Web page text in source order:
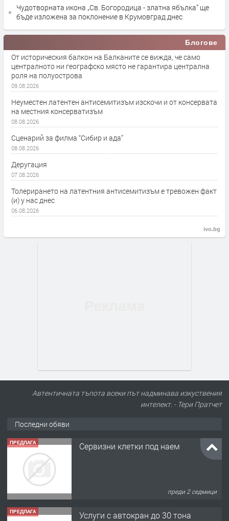
Чудотворната икона „Св. Богородица - златна ябълка” ще
бъде изложена за поклонение в Крумовград днес
Блогове
От историческия балкон на Балканите се вижда, че само
централното ни географско място не гарантира централна
роля на полуострова
09.08.2026
Неуместен латентен антисемитизъм изскочи и от консервата
на местния консерватизъм
08.08.2026
Сценарий за филма “Сибир и ада”
08.08.2026
Деругация
07.08.2026
Толерирането на латентния антисемитизъм е тревожен факт
(и) у нас днес
06.08.2026
ivo.bg
Автентичната тъпота всеки път надминава изкуствения
интелект. - Тери Пратчет
Последни обяви
ПРЕДЛАГА Сервизни клетки под наем
преди 2 седмици
ПРЕДЛАГА Услуги с автокран до 30 тона